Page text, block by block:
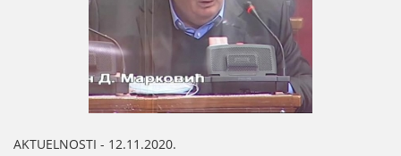
AKTUELNOSTI - 12.11.2020.